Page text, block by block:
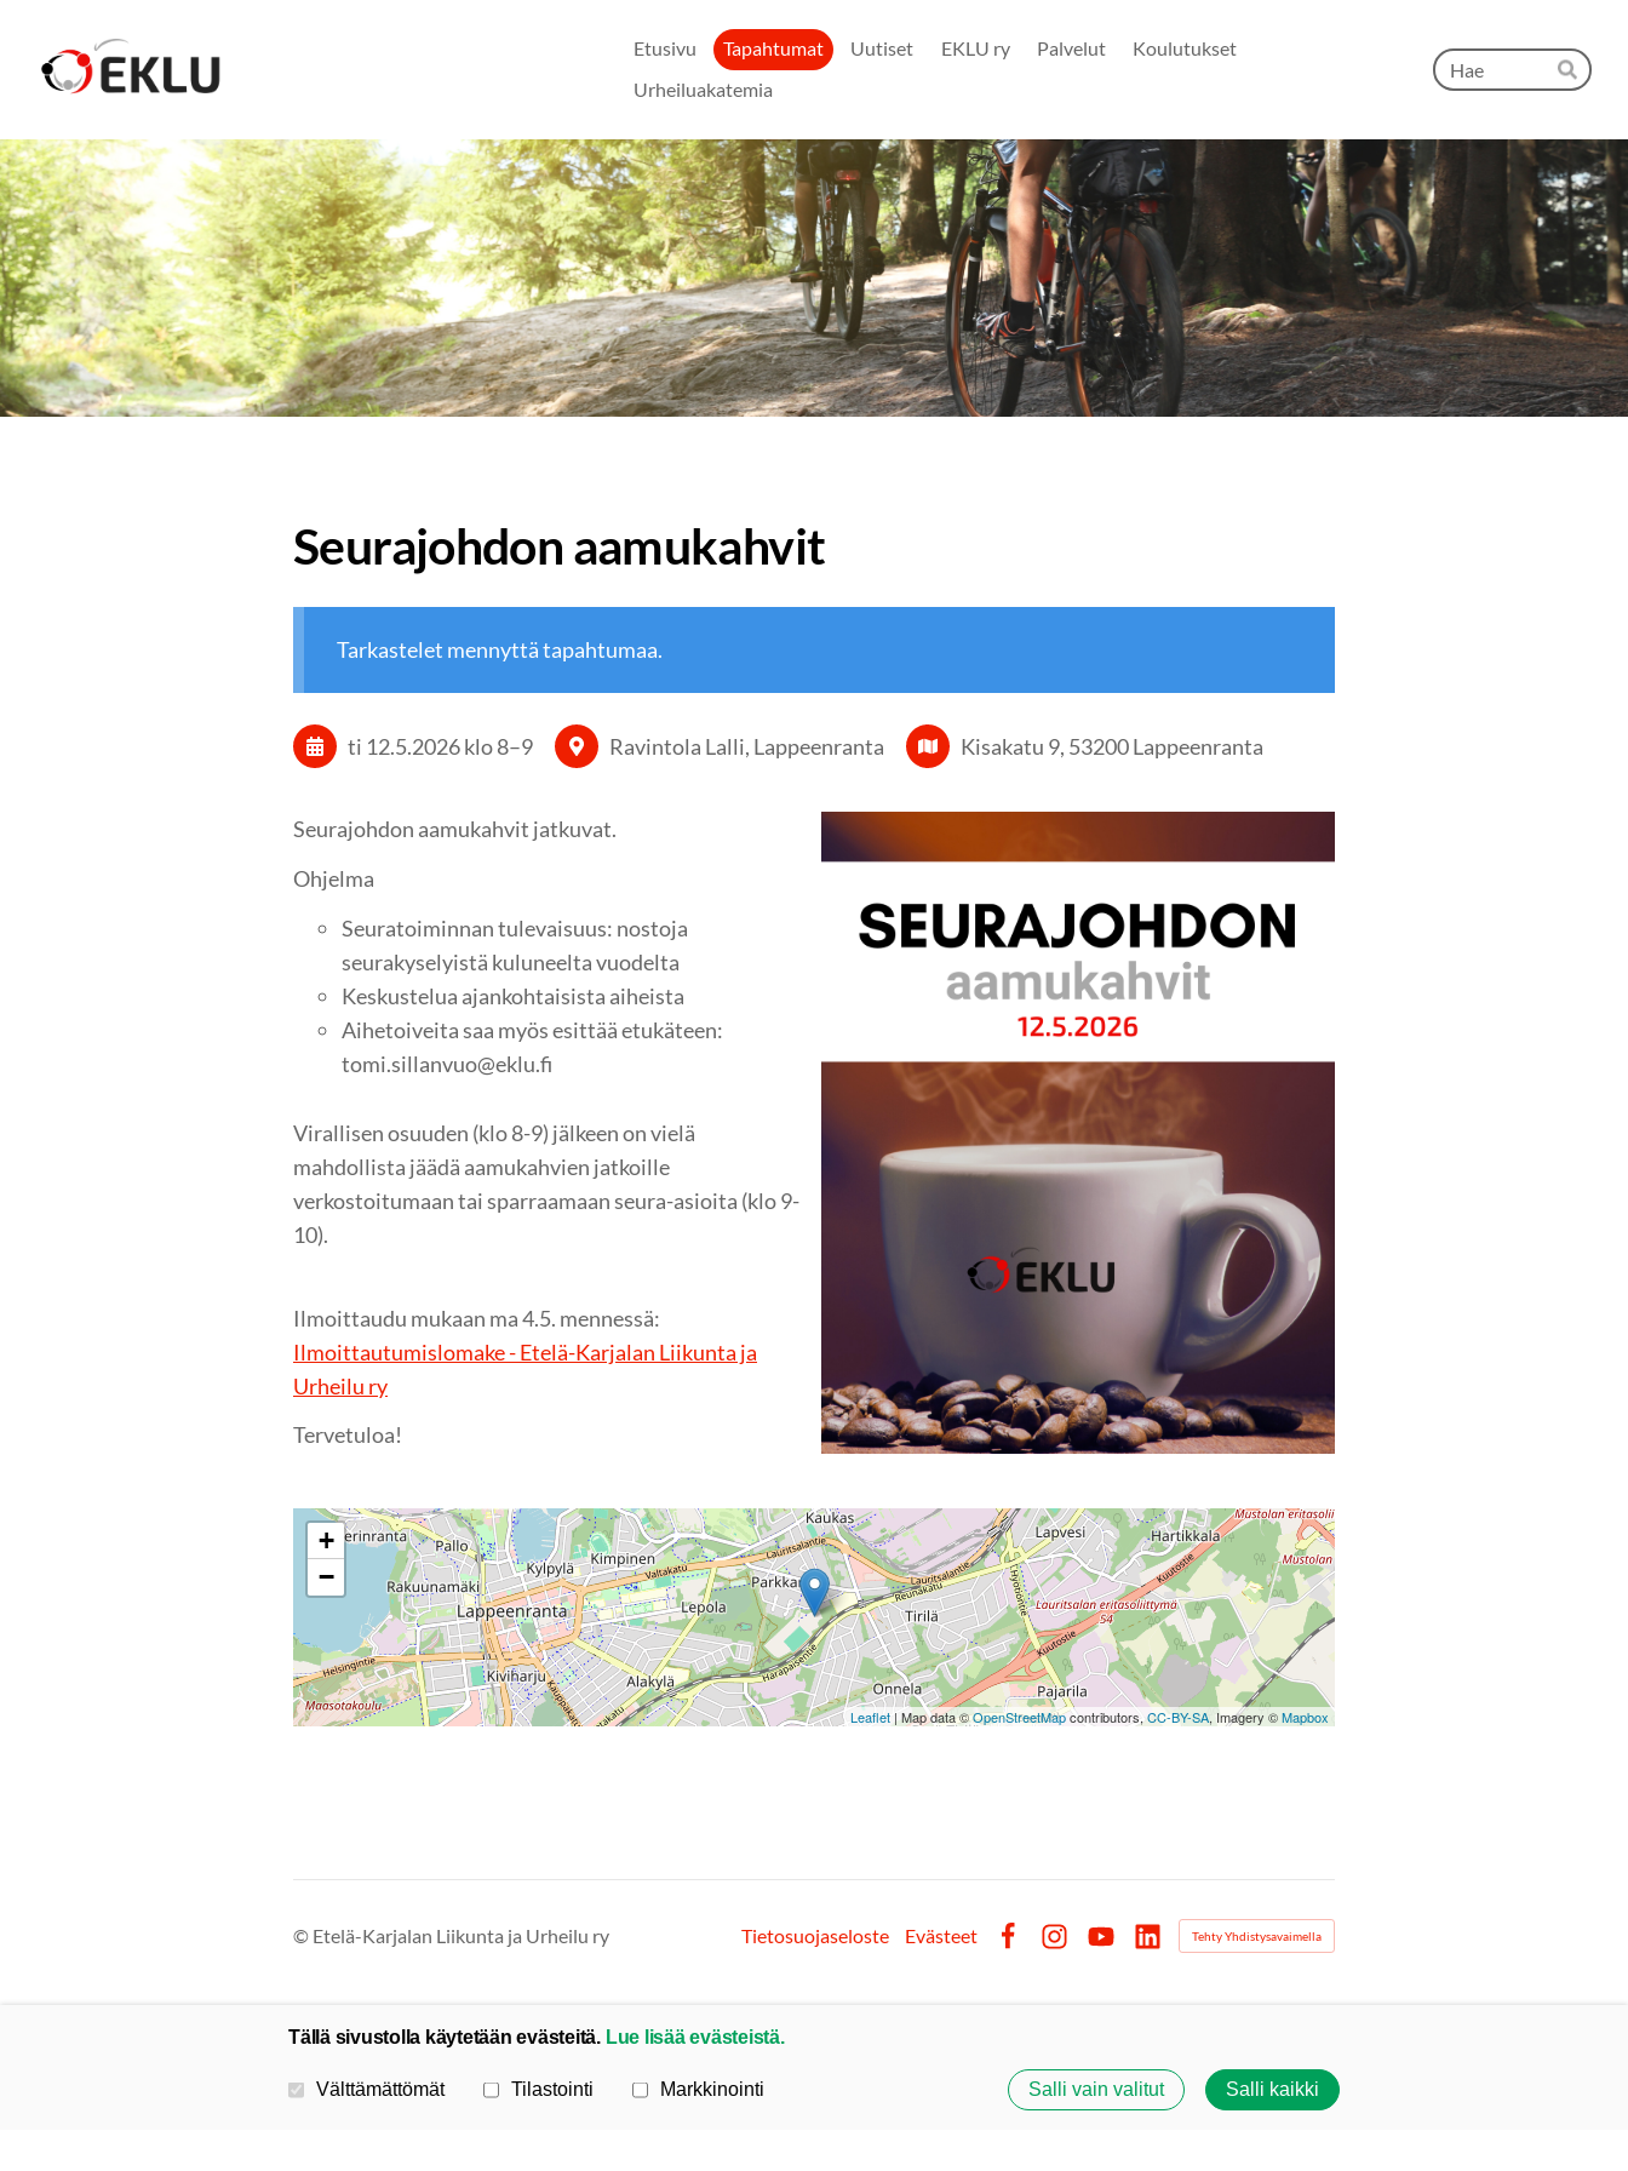
sivun
sisältöön
Etelä-Karjalan Liikunta ja Urheilu ry
Etusivu Tapahtumat Uutiset EKLU ry Palvelut
Koulutukset
Urheiluakatemia
Hae
Seurajohdon aamukahvit
Tarkastelet mennyttä tapahtumaa.
ti 12.5.2026klo 8–9 Ravintola Lalli, Lappeenranta Kisakatu 9, 53200 Lappeenranta
Seurajohdon aamukahvit jatkuvat.
Ohjelma
Seuratoiminnan tulevaisuus: nostoja
seurakyselyistä kuluneelta vuodelta
Keskustelua ajankohtaisista aiheista
Aihetoiveita saa myös esittää etukäteen:
tomi.sillanvuo@eklu.fi
Virallisen osuuden (klo 8-9) jälkeen on vielä
mahdollista jäädä aamukahvien jatkoille
verkostoitumaan tai sparraamaan seura-asioita (klo 9-
10).
Ilmoittaudu mukaan ma 4.5. mennessä:
Ilmoittautumislomake - Etelä-Karjalan Liikunta ja
Urheilu ry
Tervetuloa!
+
−
Leaflet | Map data ©OpenStreetMapcontributors, CC-BY-SA, Imagery ©Mapbox
© Etelä-Karjalan Liikunta ja Urheilu ry Tietosuojaseloste
Evästeet
LinkedIn
Tehty Yhdistysavaimella
Tällä sivustolla käytetään evästeitä. Lue lisää evästeistä.
Valitse käytettävät evästeet
Välttämättömät Tilastointi Markkinointi Salli vain valitut Salli kaikki